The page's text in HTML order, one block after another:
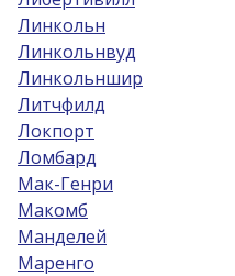
Линкольн
Линкольнвуд
Линкольншир
Литчфилд
Локпорт
Ломбард
Мак-Генри
Макомб
Манделей
Маренго